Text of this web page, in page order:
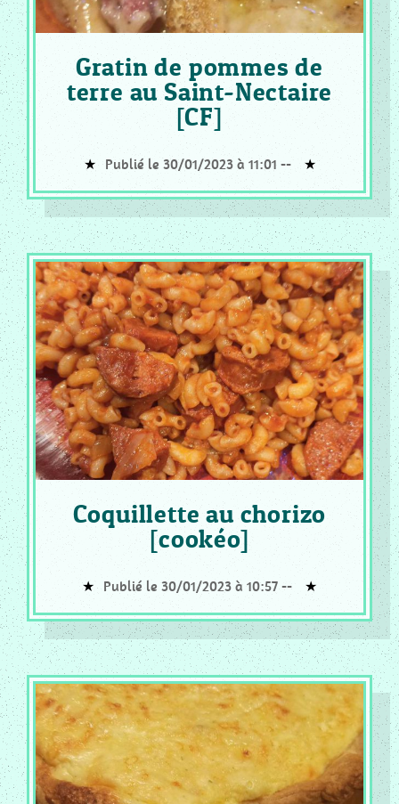
RISOTTO
DESSERT
RECETTES
SUCREES
CF
_
RECETTE
SALEES
Tous
Les
Articles
Gratin de pommes de
terre au Saint-Nectaire
[CF]
Publié le 30/01/2023 à 11:01 --
Coquillette au chorizo
[cookéo]
Publié le 30/01/2023 à 10:57 --